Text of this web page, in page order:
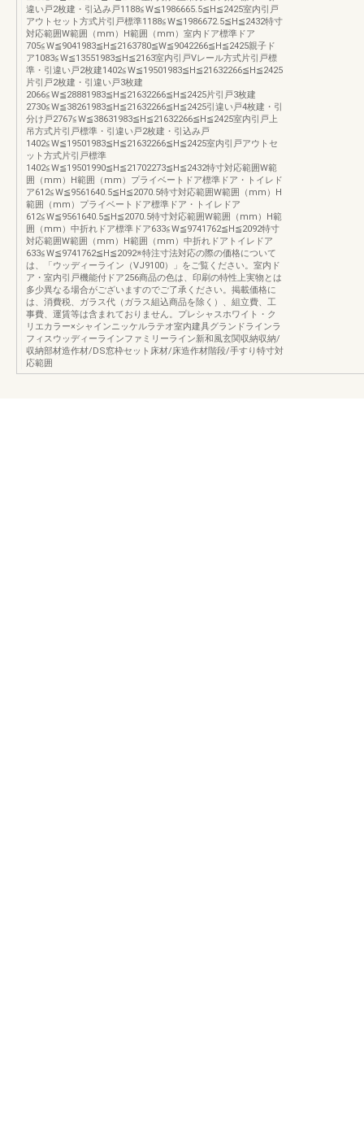
違い戸2枚建・引込み戸1188≦W≦1986665.5≦H≦2425室内引戸
アウトセット方式片引戸標準1188≦W≦1986672.5≦H≦2432特寸
対応範囲W範囲（mm）H範囲（mm）室内ドア標準ドア
705≦W≦9041983≦H≦2163780≦W≦9042266≦H≦2425親子ド
ア1083≦W≦13551983≦H≦2163室内引戸Vレール方式片引戸標
準・引違い戸2枚建1402≦W≦19501983≦H≦21632266≦H≦2425
片引戸2枚建・引違い戸3枚建
2066≦W≦28881983≦H≦21632266≦H≦2425片引戸3枚建
2730≦W≦38261983≦H≦21632266≦H≦2425引違い戸4枚建・引
分け戸2767≦W≦38631983≦H≦21632266≦H≦2425室内引戸上
吊方式片引戸標準・引違い戸2枚建・引込み戸
1402≦W≦19501983≦H≦21632266≦H≦2425室内引戸アウトセ
ット方式片引戸標準
1402≦W≦19501990≦H≦21702273≦H≦2432特寸対応範囲W範
囲（mm）H範囲（mm）プライベートドア標準ドア・トイレド
ア612≦W≦9561640.5≦H≦2070.5特寸対応範囲W範囲（mm）H
範囲（mm）プライベートドア標準ドア・トイレドア
612≦W≦9561640.5≦H≦2070.5特寸対応範囲W範囲（mm）H範
囲（mm）中折れドア標準ドア633≦W≦9741762≦H≦2092特寸
対応範囲W範囲（mm）H範囲（mm）中折れドアトイレドア
633≦W≦9741762≦H≦2092※特注寸法対応の際の価格について
は、「ウッディーライン（VJ9100）」をご覧ください。室内ド
ア・室内引戸機能付ドア256商品の色は、印刷の特性上実物とは
多少異なる場合がございますのでご了承ください。掲載価格に
は、消費税、ガラス代（ガラス組込商品を除く）、組立費、工
事費、運賃等は含まれておりません。プレシャスホワイト・ク
リエカラー×シャインニッケルラテオ室内建具グランドラインラ
フィスウッディーラインファミリーライン新和風玄関収納収納/
収納部材造作材/DS窓枠セット床材/床造作材階段/手すり特寸対
応範囲